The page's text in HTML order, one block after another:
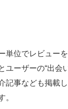
話題位でレビュー
ユーザーの“出
記事なども掲載
。